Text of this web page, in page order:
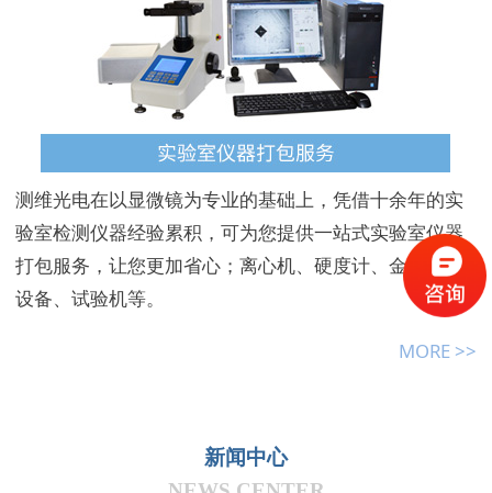
测维光电在以显微镜为专业的基础上，凭借十余年的实
验室检测仪器经验累积，可为您提供一站式实验室仪器
打包服务，让您更加省心；离心机、硬度计、金相制样
设备、试验机等。
MORE >>
新闻中心